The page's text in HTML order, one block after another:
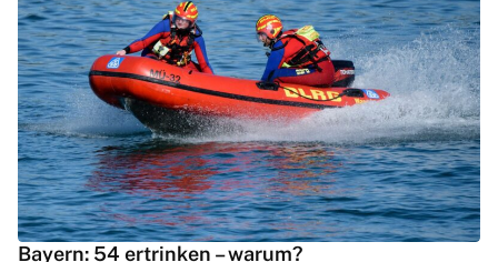
Bayern: 54 ertrinken – warum?